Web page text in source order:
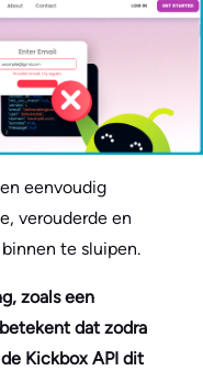
eenvoudig
verouderde en
te sluipen.
zoals een
dat zodra
Kickbox API dit